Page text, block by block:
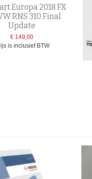
Europa 2018 FX
RNS 310 Final
Update
€ 149,00
is inclusief BTW